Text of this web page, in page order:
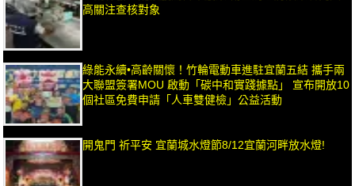
高關注查核對象
綠能永續•高齡關懷！竹輪電動車進駐宜蘭五結 攜手兩
大聯盟簽署MOU 啟動「碳中和實踐據點」 宣布開放10
個社區免費申請「人車雙健檢」公益活動
開鬼門 祈平安 宜蘭城水燈節8/12宜蘭河畔放水燈!